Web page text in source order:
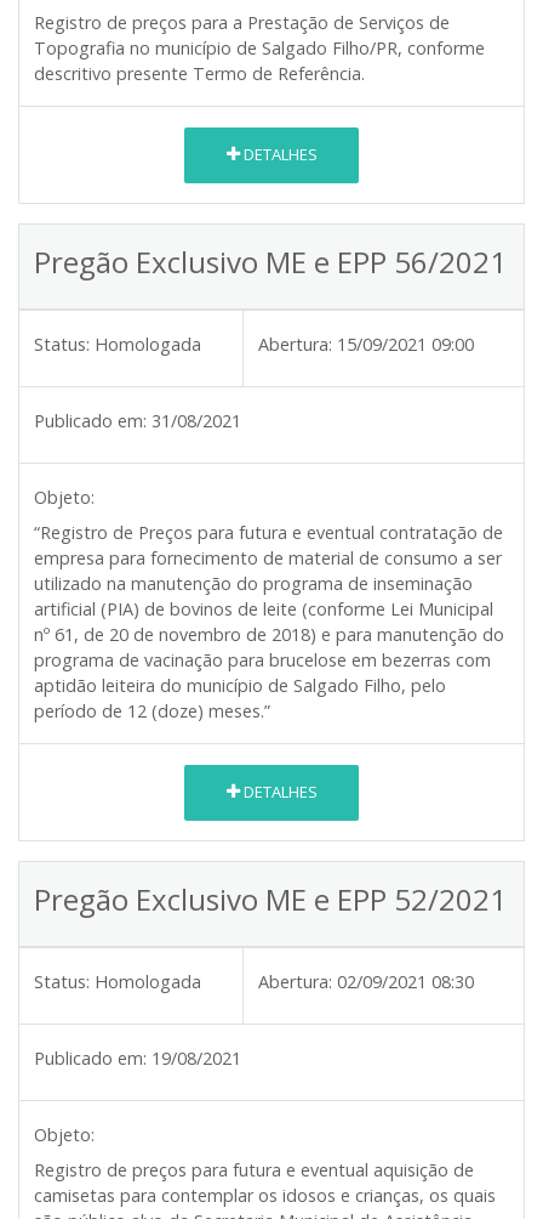
Registro de preços para a Prestação de Serviços de
Topografia no município de Salgado Filho/PR, conforme
descritivo presente Termo de Referência.
DETALHES
Pregão Exclusivo ME e EPP 56/2021
Status: Homologada Abertura: 15/09/2021 09:00
Publicado em: 31/08/2021
Objeto:
“Registro de Preços para futura e eventual contratação de
empresa para fornecimento de material de consumo a ser
utilizado na manutenção do programa de inseminação
artificial (PIA) de bovinos de leite (conforme Lei Municipal
nº 61, de 20 de novembro de 2018) e para manutenção do
programa de vacinação para brucelose em bezerras com
aptidão leiteira do município de Salgado Filho, pelo
período de 12 (doze) meses.”
DETALHES
Pregão Exclusivo ME e EPP 52/2021
Status: Homologada Abertura: 02/09/2021 08:30
Publicado em: 19/08/2021
Objeto:
Registro de preços para futura e eventual aquisição de
camisetas para contemplar os idosos e crianças, os quais